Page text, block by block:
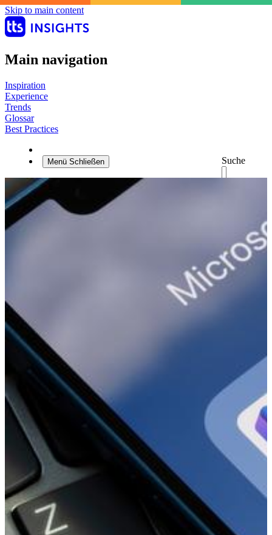
Skip to main content
Main navigation
Inspiration
Experience
Trends
Glossar
Best Practices
Suche
Menü Schließen